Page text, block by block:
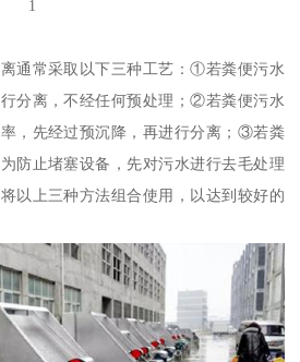
1
通常采取以下三种工艺：①若粪便污水
分离，不经任何预处理；②若粪便污水
，先经过预沉降，再进行分离；③若粪
防止堵塞设备，先对污水进行去毛处理
以上三种方法组合使用，以达到较好的